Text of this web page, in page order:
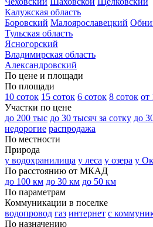
Калужская область
Боровский Малоярославецкий
Тульская область
Ясногорский
Владимирская область
Александровский
По цене и площади
По площади
10 соток 15 соток 6 соток 8 соток от
Участки по цене
до 200 тыс до 30 тысяч за сотку до
недорогие распродажа
По местности
Природа
у водохранилища у леса у озера у
По расстоянию от МКАД
до 100 км до 30 км до 50 км
По параметрам
Коммуникации в поселке
водопровод газ интернет с
По назначению